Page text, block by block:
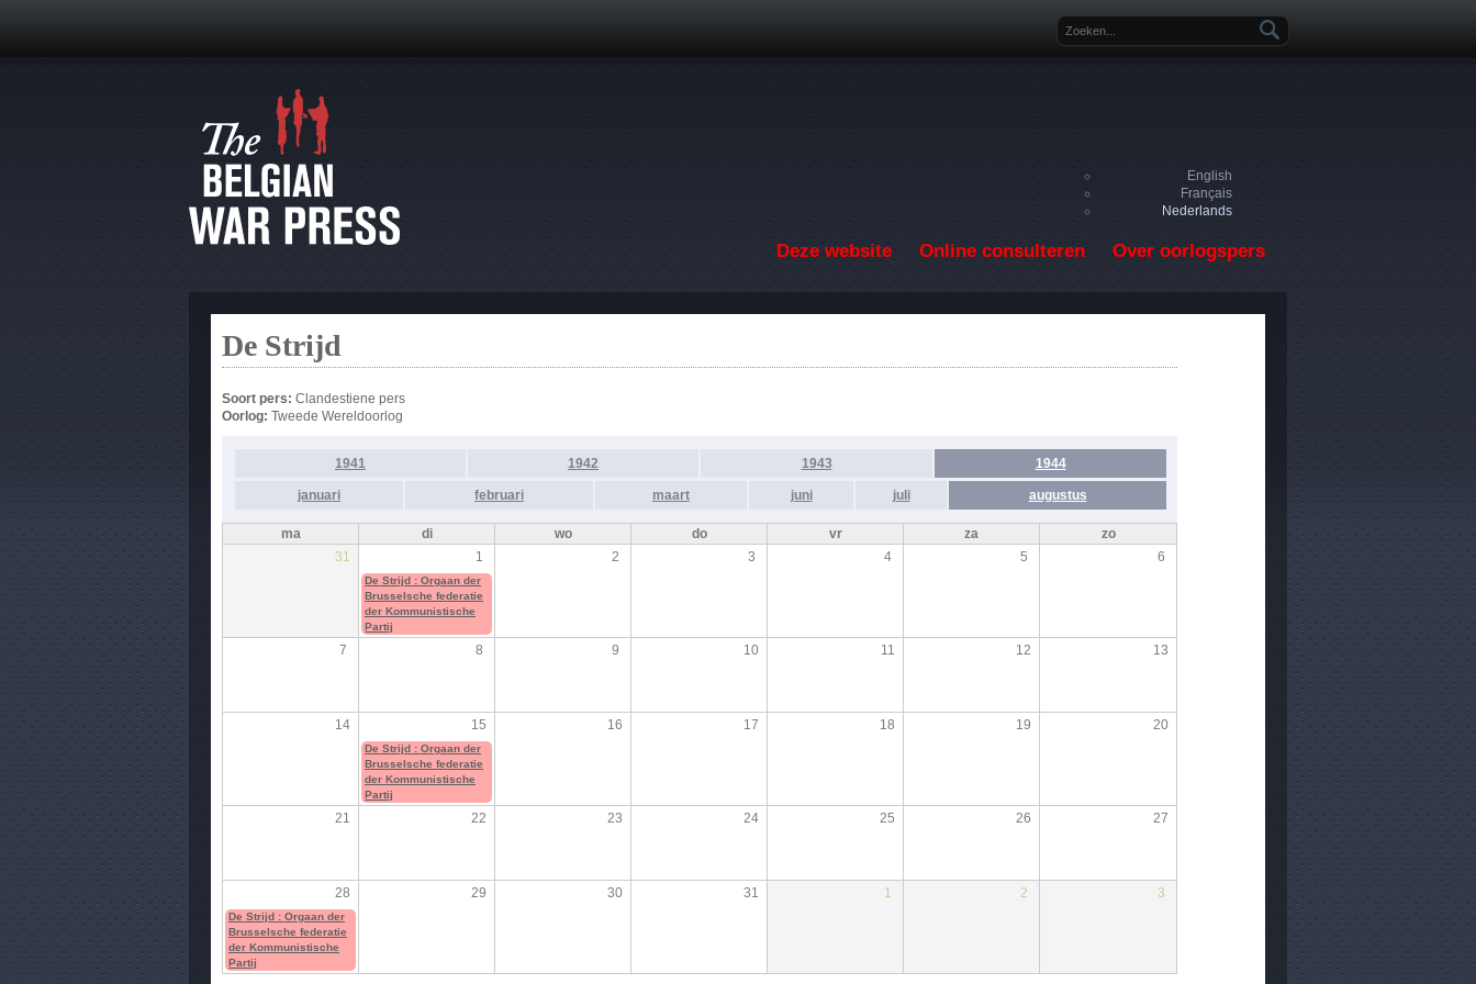
Zoekveld
English
Français
Nederlands
Deze website Online consulteren Over oorlogspers
De Strijd
Soort pers: Clandestiene pers
Oorlog: Tweede Wereldoorlog
1941 1942 1943 1944
januari februari maart juni juli augustus
ma di wo do vr za
zo
31
1 2 3 4 5 6
De Strijd : Orgaan der
Brusselsche federatie
der Kommunistische
Partij
7 8 9 10 11 12 13
14 15 16 17 18 19 20
De Strijd : Orgaan der
Brusselsche federatie
der Kommunistische
Partij
21 22 23 24 25 26 27
28 29 30 31 1 2 3
De Strijd : Orgaan der
Brusselsche federatie
der Kommunistische
Partij